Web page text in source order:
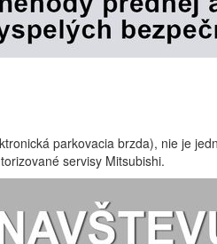
parkovacia brzda), nie je
servisy Mitsubishi.